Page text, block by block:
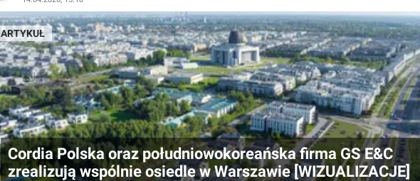
Cordia Polska oraz południowokoreańska firma GS E&C
zrealizują wspólnie osiedle w Warszawie [WIZUALIZACJE]
ARTYKUŁ